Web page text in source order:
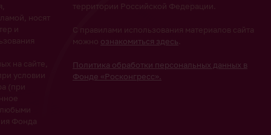
носят
и
на сайте,
условии
(при
Фонда
территории Российской Федерации.
С правилами использования материалов сайта
можно ознакомиться здесь
Политика обработки персональных данных в
Фонде «Росконгресс».